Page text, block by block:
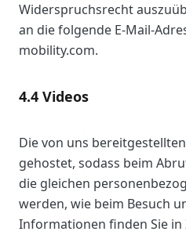
Widerspruchsrecht
an die folgende E-Mail-
mobility.com.
4.4 Videos
Die von uns
gehostet, sodass beim
die gleichen
werden, wie beim Besuch
Informationen finden Sie in